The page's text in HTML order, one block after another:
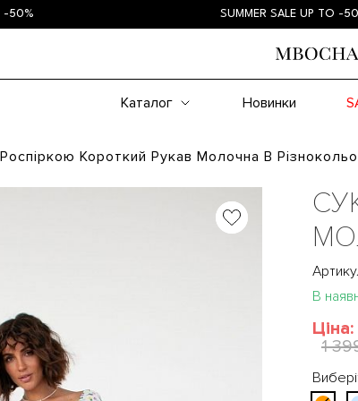
SUMMER SALE UP TO -50%
Каталог Новинки
Короткий Рукав Молочна В
В
Ціна:
1